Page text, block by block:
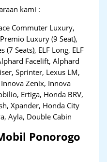
kami :
Commuter Luxury,
Luxury (9 Seat),
(7 Seats), ELF Long, ELF
Facelift, Alphard
Sprinter, Lexus LM,
Zenix, Innova
Ertiga, Honda BRV,
Xpander, Honda City
Ayla, Double Cabin
Ponorogo